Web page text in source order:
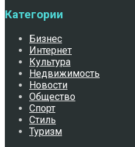
Категории
Бизнес
Интернет
Культура
Недвижимость
Новости
Общество
Спорт
Стиль
Туризм